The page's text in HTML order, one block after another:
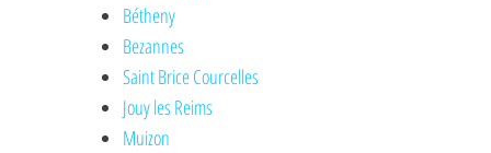
Bétheny
Bezannes
Saint Brice Courcelles
Jouy les Reims
Muizon